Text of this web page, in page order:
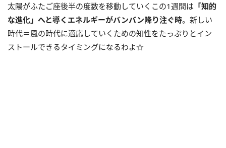
太陽がふたご座後半の度数を移動していくこの1週間は 「知的
な進化」へと導くエネルギーがバンバン降り注ぐ時。新しい
時代＝風の時代に適応していくための知性をたっぷりとイン
ストールできるタイミングになるわよ☆